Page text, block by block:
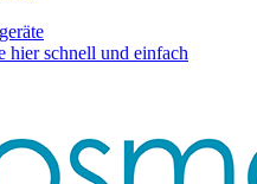
hier schnell und einfach